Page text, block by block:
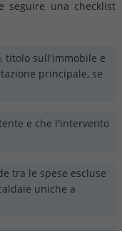
seguire una checklist
titolo sull'immobile e
principale, se
e che l'intervento
tra le spese escluse
uniche a